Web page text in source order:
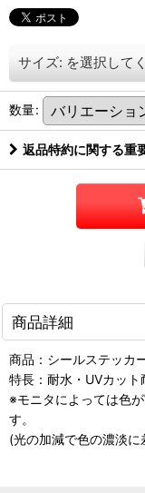
サイズ: を選択して
数量:
返品特約に関する重
商品詳細
商品：シールステッカ
特長：耐水・UVカット
※モニタによっては色
す。
(光の加減で色の濃淡に